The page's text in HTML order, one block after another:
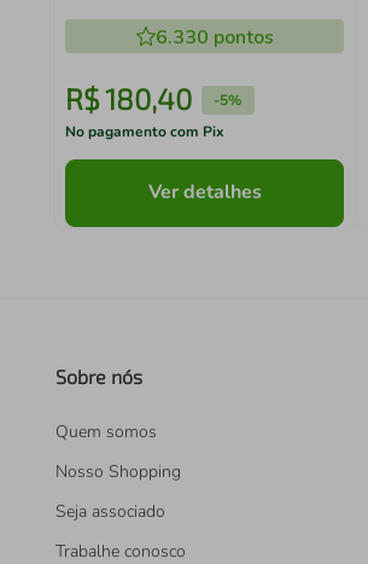
(ECM20)
6.330 pontos
R$180,40 -5%
No pagamento com Pix
Ver detalhes
Sobre nós
Quem somos
Nosso Shopping
Seja associado
Trabalhe conosco